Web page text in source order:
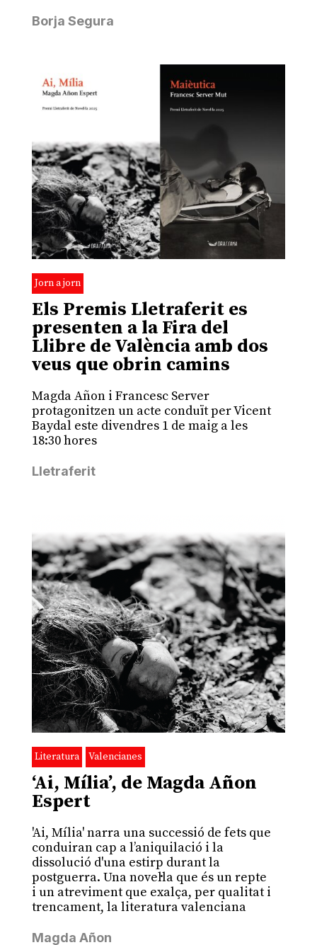
Borja Segura
Jorn a jorn
Els Premis Lletraferit es
presenten a la Fira del
Llibre de València amb dos
veus que obrin camins
Magda Añon i Francesc Server
protagonitzen un acte conduït per Vicent
Baydal este divendres 1 de maig a les
18:30 hores
Lletraferit
Literatura Valencianes
‘Ai, Mília’, de Magda Añon
Espert
'Ai, Mília' narra una successió de fets que
conduiran cap a l’aniquilació i la
dissolució d'una estirp durant la
postguerra. Una novel·la que és un repte
i un atreviment que exalça, per qualitat i
trencament, la literatura valenciana
Magda Añon